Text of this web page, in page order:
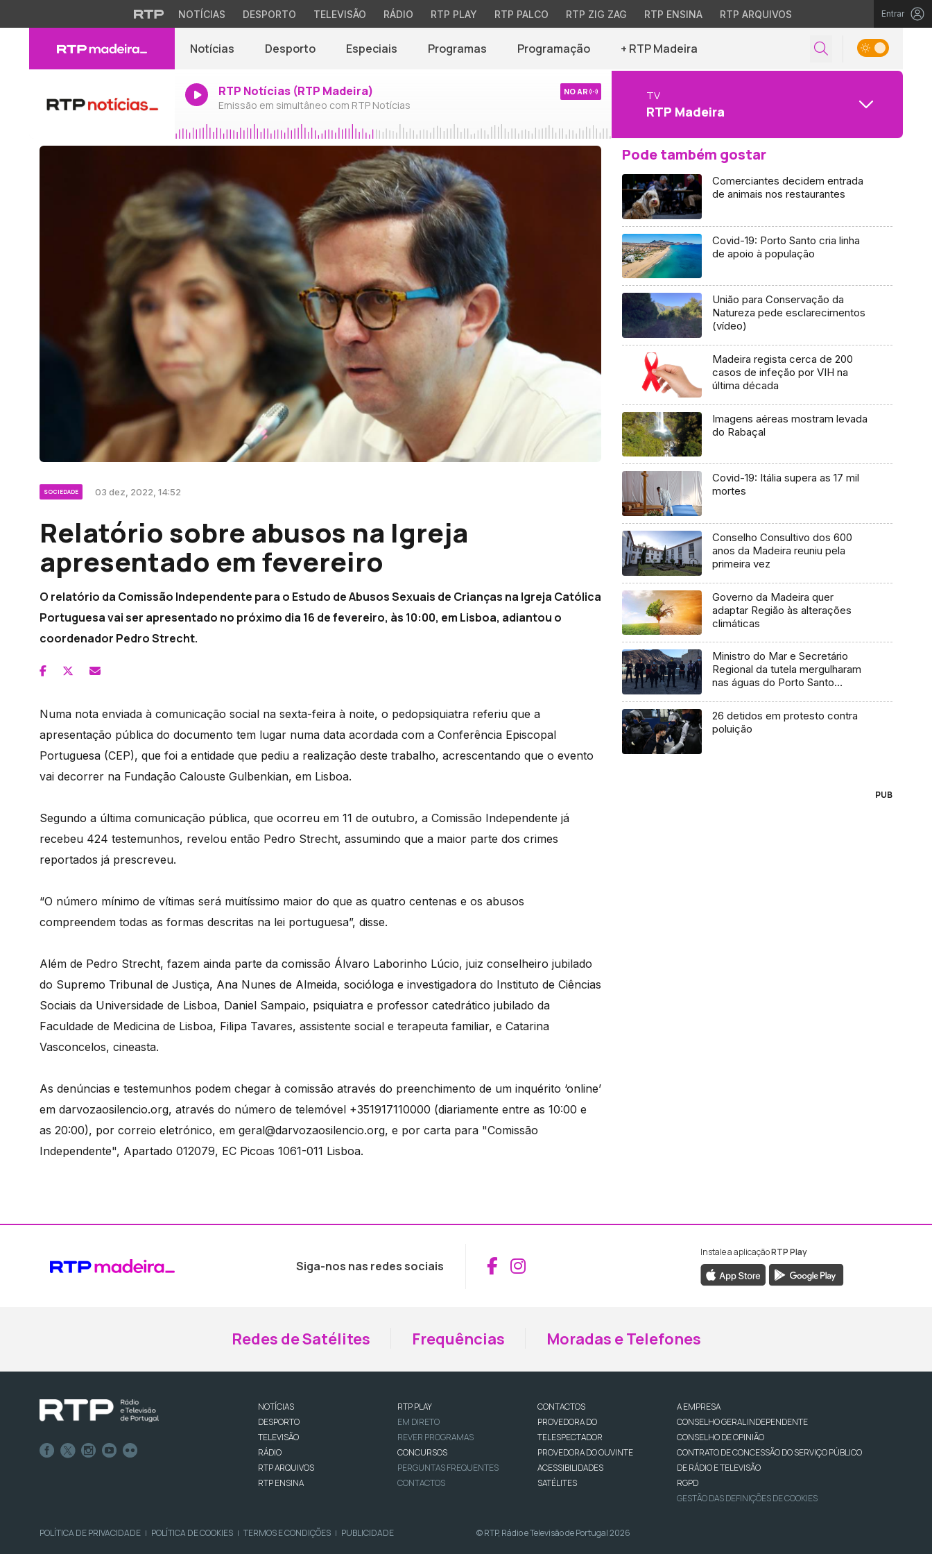
NOTÍCIAS DESPORTO TELEVISÃO RÁDIO RTP PLAY RTP PALCO RTP ZIG ZAG RTP ENSINA RTP ARQUIVOS Entrar
Notícias Desporto Especiais Programas Programação + RTP Madeira
RTP Notícias (RTP Madeira)
Emissão em simultâneo com RTP Notícias
NO AR TV
RTP Madeira
SOCIEDADE 03 dez, 2022, 14:52
Relatório sobre abusos na Igreja
apresentado em fevereiro
O relatório da Comissão Independente para o Estudo de Abusos Sexuais de Crianças na Igreja Católica
Portuguesa vai ser apresentado no próximo dia 16 de fevereiro, às 10:00, em Lisboa, adiantou o
coordenador Pedro Strecht.
Numa nota enviada à comunicação social na sexta-feira à noite, o pedopsiquiatra referiu que a
apresentação pública do documento tem lugar numa data acordada com a Conferência Episcopal
Portuguesa (CEP), que foi a entidade que pediu a realização deste trabalho, acrescentando que o evento
vai decorrer na Fundação Calouste Gulbenkian, em Lisboa.
Segundo a última comunicação pública, que ocorreu em 11 de outubro, a Comissão Independente já
recebeu 424 testemunhos, revelou então Pedro Strecht, assumindo que a maior parte dos crimes
reportados já prescreveu.
“O número mínimo de vítimas será muitíssimo maior do que as quatro centenas e os abusos
compreendem todas as formas descritas na lei portuguesa”, disse.
Além de Pedro Strecht, fazem ainda parte da comissão Álvaro Laborinho Lúcio, juiz conselheiro jubilado
do Supremo Tribunal de Justiça, Ana Nunes de Almeida, socióloga e investigadora do Instituto de Ciências
Sociais da Universidade de Lisboa, Daniel Sampaio, psiquiatra e professor catedrático jubilado da
Faculdade de Medicina de Lisboa, Filipa Tavares, assistente social e terapeuta familiar, e Catarina
Vasconcelos, cineasta.
As denúncias e testemunhos podem chegar à comissão através do preenchimento de um inquérito ‘online’
em darvozaosilencio.org, através do número de telemóvel +351917110000 (diariamente entre as 10:00 e
as 20:00), por correio eletrónico, em geral@darvozaosilencio.org, e por carta para "Comissão
Independente", Apartado 012079, EC Picoas 1061-011 Lisboa.
Pode também gostar
Comerciantes decidem entrada
de animais nos restaurantes
Covid-19: Porto Santo cria linha
de apoio à população
União para Conservação da
Natureza pede esclarecimentos
(vídeo)
Madeira regista cerca de 200
casos de infeção por VIH na
última década
Imagens aéreas mostram levada
do Rabaçal
Covid-19: Itália supera as 17 mil
mortes
Conselho Consultivo dos 600
anos da Madeira reuniu pela
primeira vez
Governo da Madeira quer
adaptar Região às alterações
climáticas
Ministro do Mar e Secretário
Regional da tutela mergulharam
nas águas do Porto Santo
26 detidos em protesto contra
poluição
PUB
Siga-nos nas redes sociais Aceder ao Facebook da RTP Madeira
Aceder ao Instagram da RTP Madeira
Instale a aplicaçãoRTP Play
Redes de Satélites Frequências Moradas e Telefones
NOTÍCIAS
DESPORTO
TELEVISÃO
RÁDIO
RTP ARQUIVOS
RTP ENSINA
RTP PLAY
EM DIRETO
REVER PROGRAMAS
CONCURSOS
PERGUNTAS FREQUENTES
CONTACTOS
CONTACTOS
PROVEDORA DO
TELESPECTADOR
PROVEDORA DO OUVINTE
ACESSIBILIDADES
SATÉLITES
A EMPRESA
CONSELHO GERAL INDEPENDENTE
CONSELHO DE OPINIÃO
CONTRATO DE CONCESSÃO DO SERVIÇO PÚBLICO
DE RÁDIO E TELEVISÃO
RGPD
GESTÃO DAS DEFINIÇÕES DE COOKIES
POLÍTICA DE PRIVACIDADE | POLÍTICA DE COOKIES | TERMOS E CONDIÇÕES | PUBLICIDADE © RTP, Rádio e Televisão de Portugal 2026